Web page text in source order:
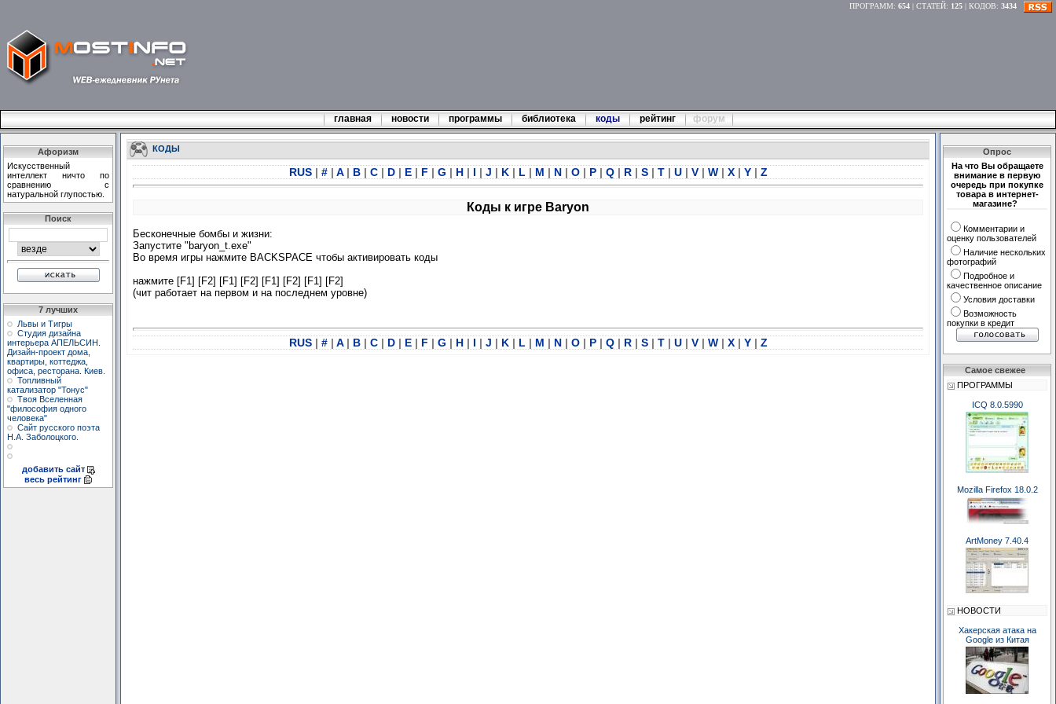
ПРОГРАММ: 654 | СТАТЕЙ: 125 | КОДОВ: 3434
главная новости программы библиотека коды рейтинг форум
Афоризм
Искусственный
интеллект ничто по
сpавнению с
натуpальной глупостью.
Поиск
7 лучших
Львы и Тигры
Студия дизайна
интерьера АПЕЛЬСИН.
Дизайн-проект дома,
квартиры, коттеджа,
офиса, ресторана. Киев.
Топливный
катализатор "Тонус"
Твоя Вселенная
"философия одного
человека"
Сайт русского поэта
Н.А. Заболоцкого.
добавить сайт
весь рейтинг
КОДЫ
RUS | # | A | B | C | D | E | F | G | H | I | J | K | L | M | N | O | P | Q | R | S | T | U | V | W | X | Y | Z
Коды к игре Baryon
Бесконечные бомбы и жизни:
Запустите "baryon_t.exe"
Во время игры нажмите BACKSPACE чтобы активировать коды
нажмите [F1] [F2] [F1] [F2] [F1] [F2] [F1] [F2]
(чит работает на первом и на последнем уровне)
RUS | # | A | B | C | D | E | F | G | H | I | J | K | L | M | N | O | P | Q | R | S | T | U | V | W | X | Y | Z
Опрос
На что Вы обращаете
внимание в первую
очередь при покупке
товара в интернет-
магазине?
Комментарии и
оценку пользователей
Наличие нескольких
фотографий
Подробное и
качественное описание
Условия доставки
Возможность
покупки в кредит
Самое свежее
ПРОГРАММЫ
ICQ 8.0.5990
Mozilla Firefox 18.0.2
ArtMoney 7.40.4
НОВОСТИ
Хакерская атака на
Google из Китая